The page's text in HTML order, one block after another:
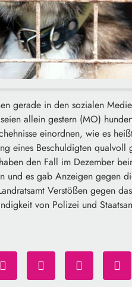
gerade in den sozialen
allein gestern (MO)
einordnen, wie es
eines Beschuldigten qualvoll
den Fall im Dezember
und es gab Anzeigen gegen
Verstößen gegen
von Polizei und